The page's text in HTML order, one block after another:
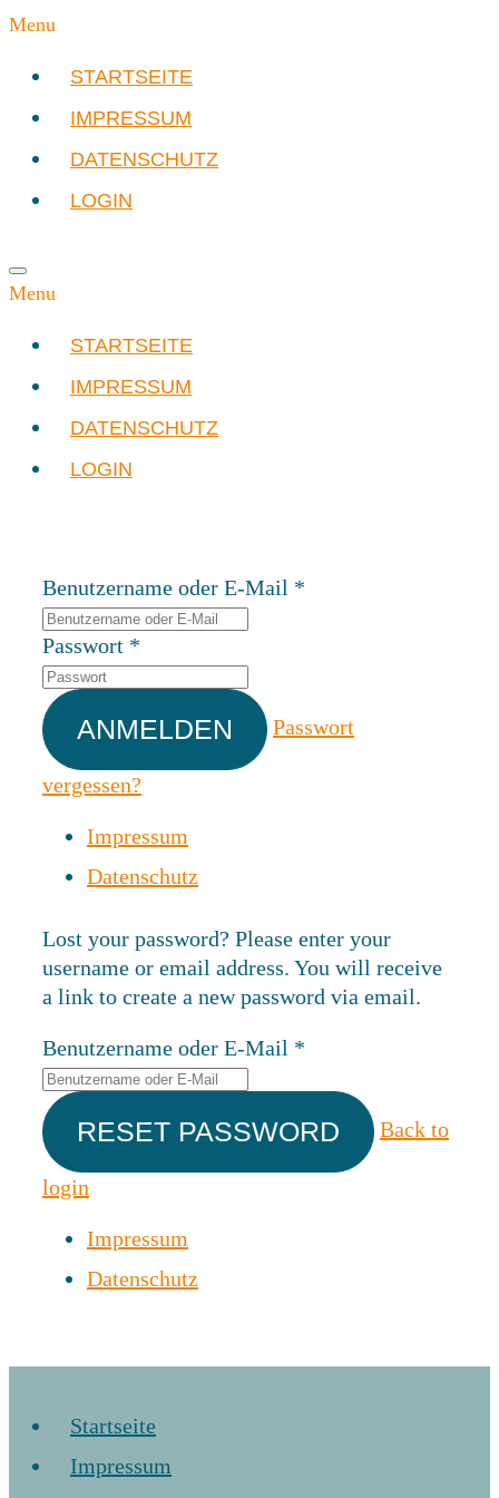
Menu
STARTSEITE
IMPRESSUM
DATENSCHUTZ
LOGIN
Menu
STARTSEITE
IMPRESSUM
DATENSCHUTZ
LOGIN
Benutzername oder E-Mail *
Passwort *
Passwort
vergessen?
Impressum
Datenschutz
Lost your password? Please enter your
username or email address. You will receive
a link to create a new password via email.
Benutzername oder E-Mail *
Back to
login
Impressum
Datenschutz
Startseite
Impressum